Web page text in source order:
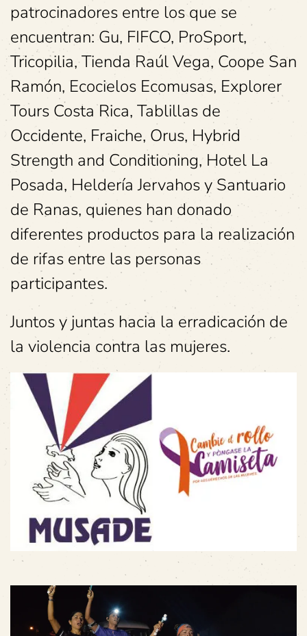
patrocinadores entre los que se
encuentran: Gu, FIFCO, ProSport,
Tricopilia, Tienda Raúl Vega, Coope San
Ramón, Ecocielos Ecomusas, Explorer
Tours Costa Rica, Tablillas de
Occidente, Fraiche, Orus, Hybrid
Strength and Conditioning, Hotel La
Posada, Heldería Jervahos y Santuario
de Ranas, quienes han donado
diferentes productos para la realización
de rifas entre las personas
participantes.
Juntos y juntas hacia la erradicación de
la violencia contra las mujeres.